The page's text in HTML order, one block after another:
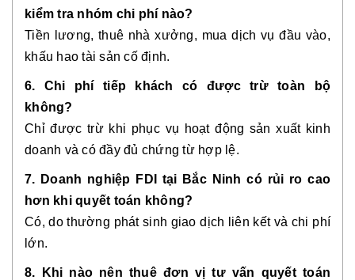
kiểm tra nhóm chi phí nào?
Tiền lương, thuê nhà xưởng, mua dịch vụ đầu vào,
khấu hao tài sản cố định.
6. Chi phí tiếp khách có được trừ toàn bộ
không?
Chỉ được trừ khi phục vụ hoạt động sản xuất kinh
doanh và có đầy đủ chứng từ hợp lệ.
7. Doanh nghiệp FDI tại Bắc Ninh có rủi ro cao
hơn khi quyết toán không?
Có, do thường phát sinh giao dịch liên kết và chi phí
lớn.
8. Khi nào nên thuê đơn vị tư vấn quyết toán